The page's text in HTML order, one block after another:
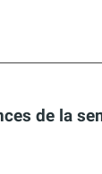
de la